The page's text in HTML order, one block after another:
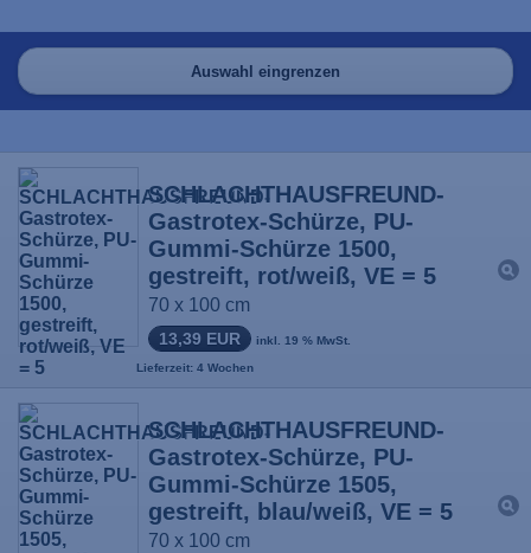
Auswahl eingrenzen
SCHLACHTHAUSFREUND-
Gastrotex-Schürze, PU-
Gummi-Schürze 1500,
gestreift, rot/weiß, VE = 5
70 x 100 cm
13,39 EUR inkl. 19 % MwSt.
Lieferzeit: 4 Wochen
SCHLACHTHAUSFREUND-
Gastrotex-Schürze, PU-
Gummi-Schürze 1505,
gestreift, blau/weiß, VE = 5
70 x 100 cm